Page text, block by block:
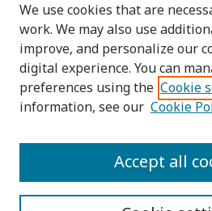
Browse
Collections
Disciplines
Authors
We use cookies that are
work. We may also use
improve, and personalize our
digital experience. You can
preferences using the Cookie
information, see our Cookie
Accept all